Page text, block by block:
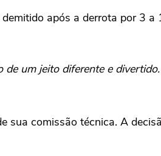
após a derrota por 3 a
um jeito diferente e divertido.
sua comissão técnica. A